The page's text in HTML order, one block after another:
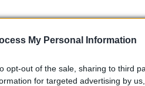
My Personal Information
opt-out of the sale, sharing to third
for targeted advertising by